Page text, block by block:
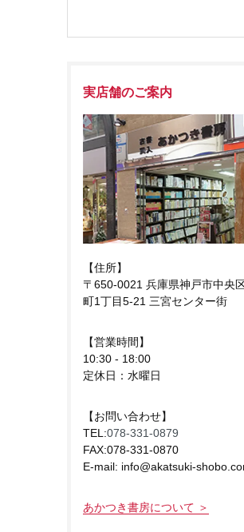
実店舗のご案内
【住所】
〒650-0021 兵庫県神戸市中央
町1丁目5-21 三宮センター街
【営業時間】
10:30 - 18:00
定休日：水曜日
【お問い合わせ】
TEL:078-331-0879
FAX:078-331-0870
E-mail: info@akatsuki-
あかつき書房について ＞